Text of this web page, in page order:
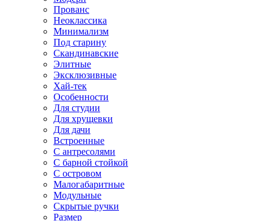
Прованс
Неоклассика
Минимализм
Под старину
Скандинавские
Элитные
Эксклюзивные
Хай-тек
Особенности
Для студии
Для хрущевки
Для дачи
Встроенные
С антресолями
С барной стойкой
С островом
Малогабаритные
Модульные
Скрытые ручки
Размер